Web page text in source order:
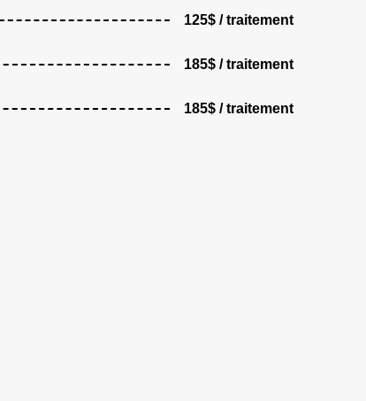
125$ / traitement
185$ / traitement
185$ / traitement